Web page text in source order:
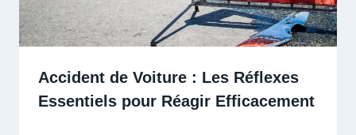
Accident de Voiture : Les Réflexes
Essentiels pour Réagir Efficacement